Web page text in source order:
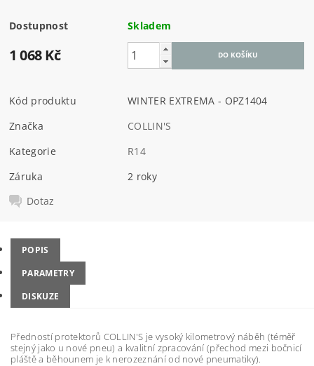
Dostupnost Skladem
1 068 Kč
Kód produktu
WINTER EXTREMA - OPZ1404
Značka
COLLIN'S
Kategorie
R14
Záruka
2 roky
Dotaz
POPIS
PARAMETRY
DISKUZE
Předností protektorů COLLIN'S je vysoký kilometrový náběh (téměř
stejný jako u nové pneu) a kvalitní zpracování (přechod mezi bočnicí
pláště a běhounem je k nerozeznání od nové pneumatiky).